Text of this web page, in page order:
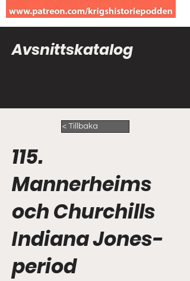
Avsnittskatalog
< Tillbaka
115.
Mannerheims
och Churchills
Indiana Jones-
period